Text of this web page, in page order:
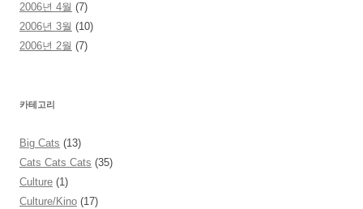
2006년 4월 (7)
2006년 3월 (10)
2006년 2월 (7)
카테고리
Big Cats (13)
Cats Cats Cats (35)
Culture (1)
Culture/Kino (17)